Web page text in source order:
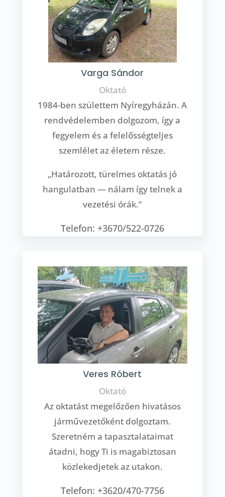
Varga Sándor
Oktató
1984-ben születtem Nyíregyházán. A
rendvédelemben dolgozom, így a
fegyelem és a felelősségteljes
szemlélet az életem része.
„Határozott, türelmes oktatás jó
hangulatban — nálam így telnek a
vezetési órák.”
Telefon: +3670/522-0726
Veres Róbert
Oktató
Az oktatást megelőzően hivatásos
járművezetőként dolgoztam.
Szeretném a tapasztalataimat
átadni, hogy Ti is magabiztosan
közlekedjetek az utakon.
Telefon: +3620/470-7756